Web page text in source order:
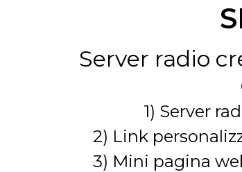
Server radio
1) Server
2) Link
3) Mini pagina